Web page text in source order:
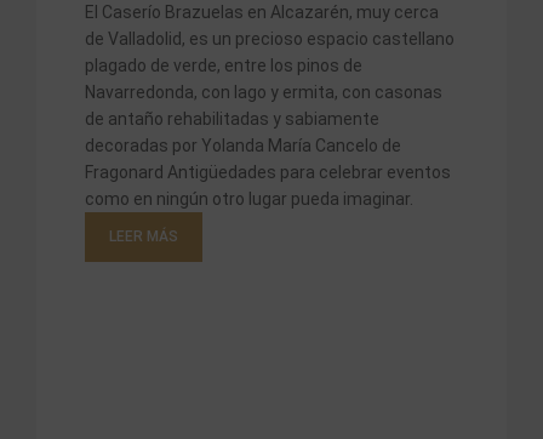
El Caserío Brazuelas en Alcazarén, muy cerca
de Valladolid, es un precioso espacio castellano
plagado de verde, entre los pinos de
Navarredonda, con lago y ermita, con casonas
de antaño rehabilitadas y sabiamente
decoradas por Yolanda María Cancelo de
Fragonard Antigüedades para celebrar eventos
como en ningún otro lugar pueda imaginar.
LEER MÁS